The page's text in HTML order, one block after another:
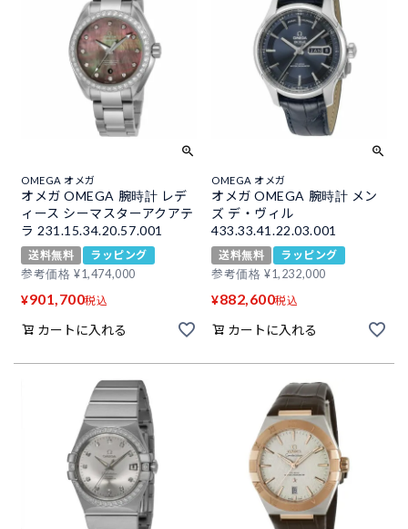
OMEGA オメガ
オメガ OMEGA 腕時計 レデ
ィース シーマスターアクアテ
ラ 231.15.34.20.57.001
送料無料
ラッピング
参考価格 ¥1,474,000
¥901,700税込
カートに入れる
OMEGA オメガ
オメガ OMEGA 腕時計 メン
ズ デ・ヴィル
433.33.41.22.03.001
送料無料
ラッピング
参考価格 ¥1,232,000
¥882,600税込
カートに入れる